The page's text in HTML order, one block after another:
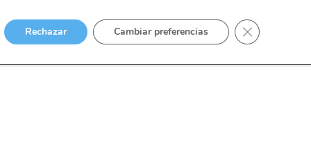
INMOBILIARIO PENAL EXTRANJERÍA
Rechazar Cambiar preferencias Cerrar el